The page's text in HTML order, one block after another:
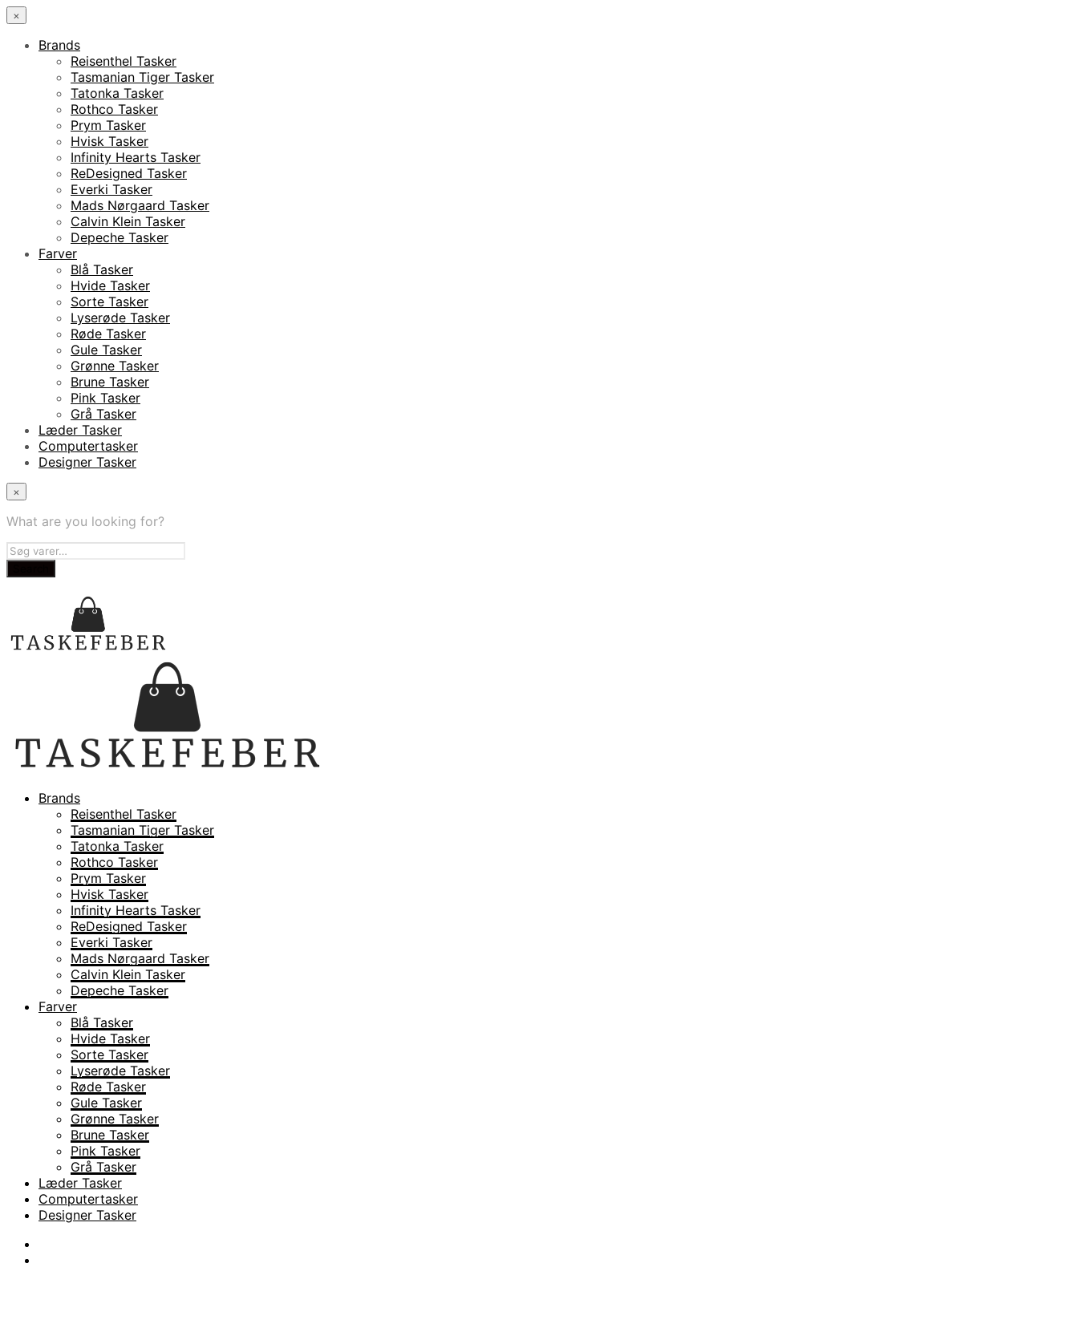
×
Brands
Reisenthel Tasker
Tasmanian Tiger Tasker
Tatonka Tasker
Rothco Tasker
Prym Tasker
Hvisk Tasker
Infinity Hearts Tasker
ReDesigned Tasker
Everki Tasker
Mads Nørgaard Tasker
Calvin Klein Tasker
Depeche Tasker
Farver
Blå Tasker
Hvide Tasker
Sorte Tasker
Lyserøde Tasker
Røde Tasker
Gule Tasker
Grønne Tasker
Brune Tasker
Pink Tasker
Grå Tasker
Læder Tasker
Computertasker
Designer Tasker
×
What are you looking for?
Brands
Reisenthel Tasker
Tasmanian Tiger Tasker
Tatonka Tasker
Rothco Tasker
Prym Tasker
Hvisk Tasker
Infinity Hearts Tasker
ReDesigned Tasker
Everki Tasker
Mads Nørgaard Tasker
Calvin Klein Tasker
Depeche Tasker
Farver
Blå Tasker
Hvide Tasker
Sorte Tasker
Lyserøde Tasker
Røde Tasker
Gule Tasker
Grønne Tasker
Brune Tasker
Pink Tasker
Grå Tasker
Læder Tasker
Computertasker
Designer Tasker